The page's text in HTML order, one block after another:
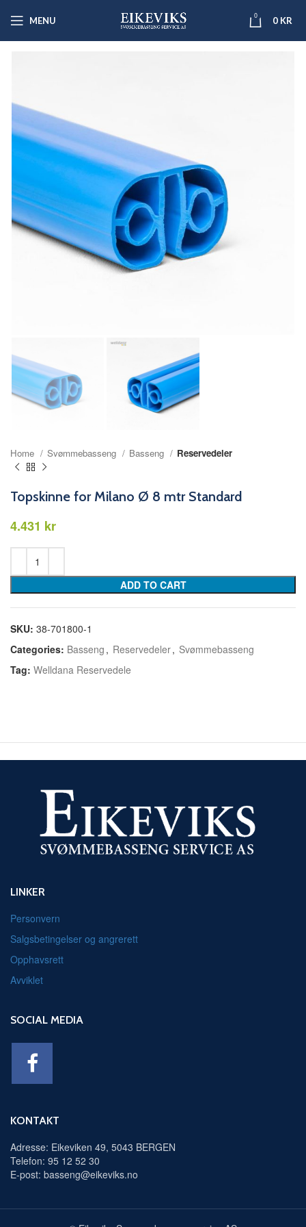
MENU 0 0 KR
Home Svømmebasseng Basseng Reservedeler
Topskinne for Milano Ø 8 mtr Standard
kr
ADD TO CART
SKU: 38-701800-1
Categories: Basseng , Reservedeler, Svømmebasseng
Tag: Welldana Reservedele
LINKER
Personvern
Salgsbetingelser og angrerett
Opphavsrett
Avviklet
SOCIAL MEDIA
KONTAKT
Adresse: Eikeviken 49, 5043 BERGEN
Telefon: 95 12 52 30
E-post: basseng@eikeviks.no